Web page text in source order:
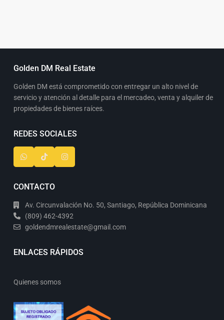
Golden DM Real Estate
Golden DM está comprometido con entregar un alto nivel de
servicio y atención al detalle para el mercadeo, venta y alquiler de
propiedades de bienes raíces.
REDES SOCIALES
CONTACTO
Av. Circunvalación No. 50, Santiago, República Dominicana
(809) 462-4392
goldendmrealestate@gmail.com
ENLACES RÁPIDOS
Quienes somos